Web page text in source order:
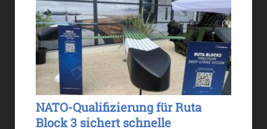
NATO-Qualifizierung für Ruta
Block 3 sichert schnelle